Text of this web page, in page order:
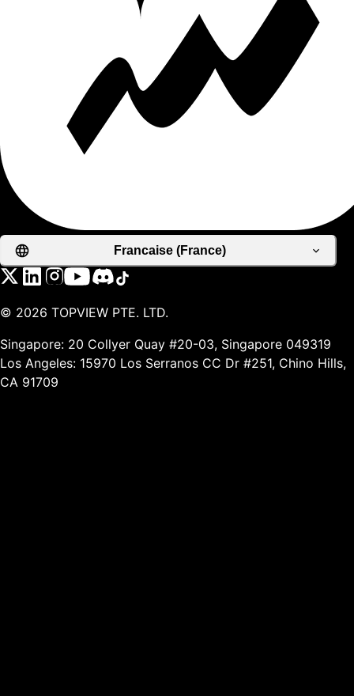
Francaise (France)
© 2026 TOPVIEW PTE. LTD.
Singapore: 20 Collyer Quay #20-03, Singapore 049319
Los Angeles: 15970 Los Serranos CC Dr #251, Chino Hills,
CA 91709